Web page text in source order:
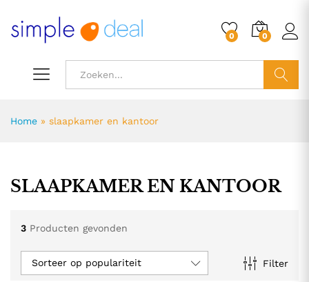
0 0
Home » slaapkamer en kantoor
SLAAPKAMER EN KANTOOR
3 Producten gevonden
Filter
Sorteer op populariteit